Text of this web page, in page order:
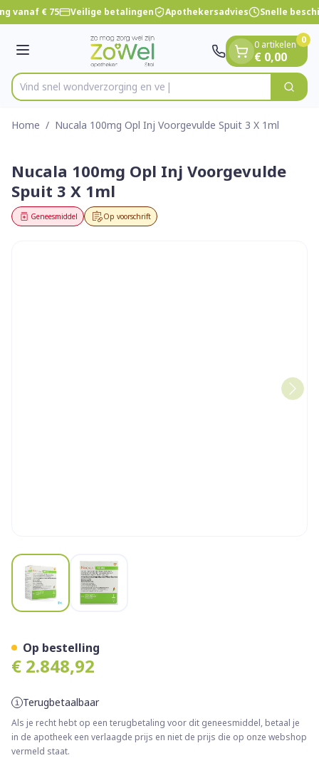
Ga naar de inhoud
1 van 1
vanaf € 75 Veilige betalingen Apothekersadvies Snelle
Menu
Product, merk, categorie...
Vind snel wondverzor Zoek
0 artikelen
€ 0,00
0
Home / Nucala 100mg Opl Inj Voorgevulde Spuit 3 X 1ml
Nucala 100mg Opl Inj Voorgevulde
Spuit 3 X 1ml
Op voorschrift
Geneesmiddel
View larger imageView larger image
€ 2.848,92
Terugbetaalbaar
Als je recht hebt op een terugbetaling voor dit geneesmiddel, betaal je
in de apotheek een verlaagde prijs en niet de prijs die op onze webshop
vermeld staat.
Op bestelling